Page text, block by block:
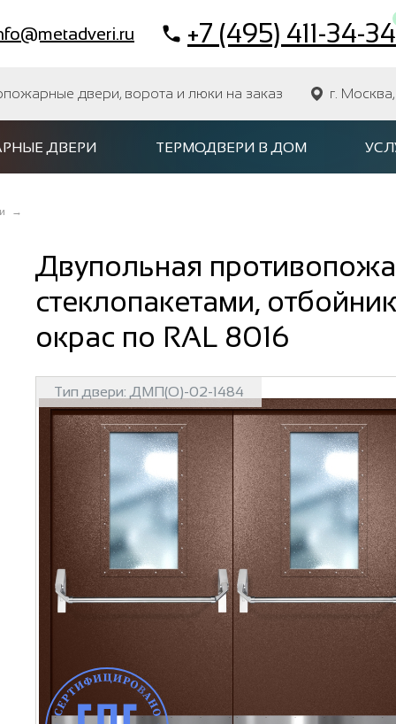
+7 (495) 411-34-34
двери, ворота и люки на заказ г.
ДВЕРИ ТЕРМОДВЕРИ В ДОМ
→
Двупольная
стеклопакетами,
окрас по RAL 8016
Тип двери: ДМП(О)-02-1484